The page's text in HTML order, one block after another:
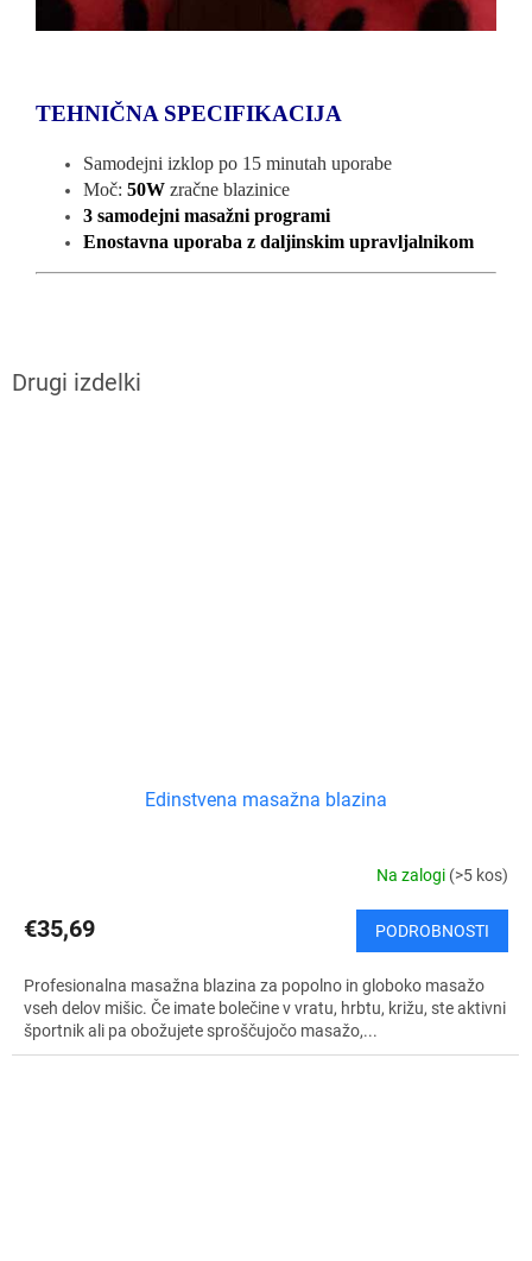
TEHNIČNA SPECIFIKACIJA
Samodejni izklop po 15 minutah uporabe
Moč: 50W zračne blazinice
3 samodejni masažni programi
Enostavna uporaba z daljinskim upravljalnikom
Edinstvena masažna blazina
Na zalogi (>5 kos)
€35,69 PODROBNOSTI
Profesionalna masažna blazina za popolno in globoko masažo
vseh delov mišic. Če imate bolečine v vratu, hrbtu, križu, ste aktivni
športnik ali pa obožujete sproščujočo masažo,...